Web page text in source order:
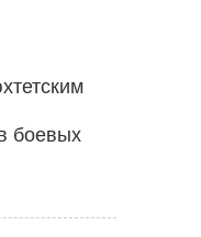
боевых